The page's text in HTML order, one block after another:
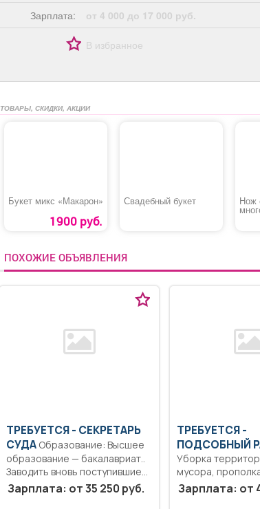
Зарплата:
от 4 000 до 17 000 руб.
В избранное
ТОВАРЫ, СКИДКИ, АКЦИИ
Букет микс «Макарон»
1900 руб.
Свадебный букет Нож
й
ПОХОЖИЕ ОБЪЯВЛЕНИЯ
ТРЕБУЕТСЯ - СЕКРЕТАРЬ
СУДАОбразование: Высшее
образование — бакалавриат..
Заводить вновь поступившие
гражданские,...
Зарплата: от 35 250 руб.
ТРЕБУЕТСЯ -
ПОДСОБНЫЙ
Уборка
мусора,
мытье окон..
Зарплата: от